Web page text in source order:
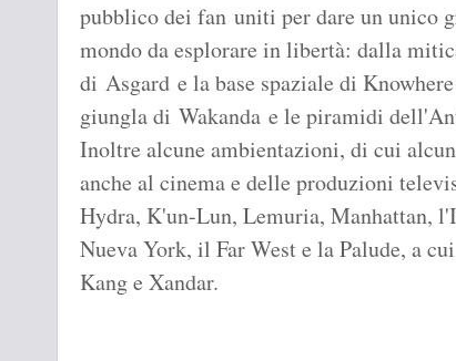
pubblico dei fan uniti per dare un unico
mondo da esplorare in libertà: dalla
di Asgard e la base spaziale di
giungla di Wakanda e le piramidi
Inoltre alcune ambientazioni, di cui
anche al cinema e delle produzioni
Hydra, K'un-Lun, Lemuria, Manhattan,
Nueva York, il Far West e la Palude, a
Kang e Xandar.